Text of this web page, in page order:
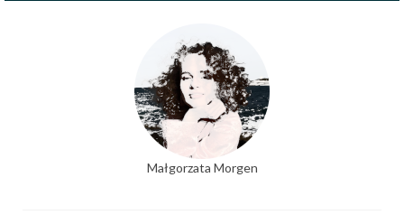
Małgorzata Morgen